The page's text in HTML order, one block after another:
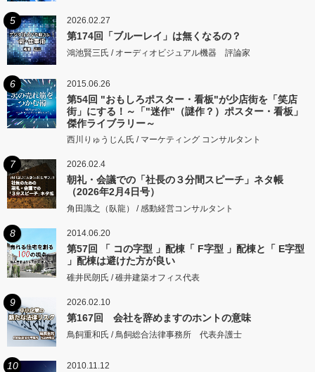
5 2026.02.27
第174回「ブルーレイ」は無くなるの？
鴻池賢三氏 / オーディオビジュアル機器 評論家
6 2015.06.26
第54回 "おもしろポスター・看板"が少店街を「笑店
街」にする！～「"迷作"（謎作？）ポスター・看板」
傑作ライブラリー～
西川りゅうじん氏 / マーケティング コンサルタント
7 2026.02.4
朝礼・会議での「社長の３分間スピーチ」ネタ帳
（2026年2月4日号）
角田識之（臥龍） / 感動経営コンサルタント
8 2014.06.20
第57回 「 コの字型 」配棟「 F字型 」配棟と「 E字型
」配棟は避けた方が良い
碓井民朗氏 / 碓井建築オフィス代表
9 2026.02.10
第167回 会社を辞めますのホントの意味
鳥飼重和氏 / 鳥飼総合法律事務所 代表弁護士
10 2010.11.12